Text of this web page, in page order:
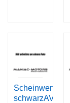
schwarzAVIO